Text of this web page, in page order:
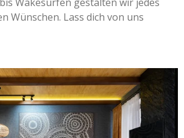
Wünschen. Lass dich von uns